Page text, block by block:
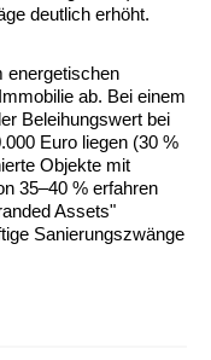
deutlich erhöht.
energetischen
ab. Bei einem
Beleihungswert bei
Euro liegen (30 %
Objekte mit
35–40 % erfahren
Assets"
Sanierungszwänge